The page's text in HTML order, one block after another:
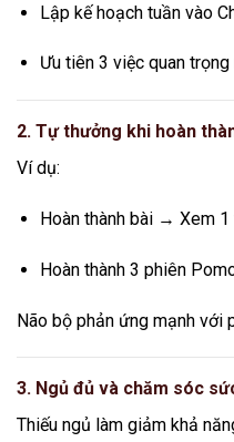
Lập kế hoạch tuần vào
Ưu tiên 3 việc quan trọng
2. Tự thưởng khi hoàn
Ví dụ:
Hoàn thành bài → Xem
Hoàn thành 3 phiên
Não bộ phản ứng mạnh với
3. Ngủ đủ và chăm sóc
Thiếu ngủ làm giảm khả